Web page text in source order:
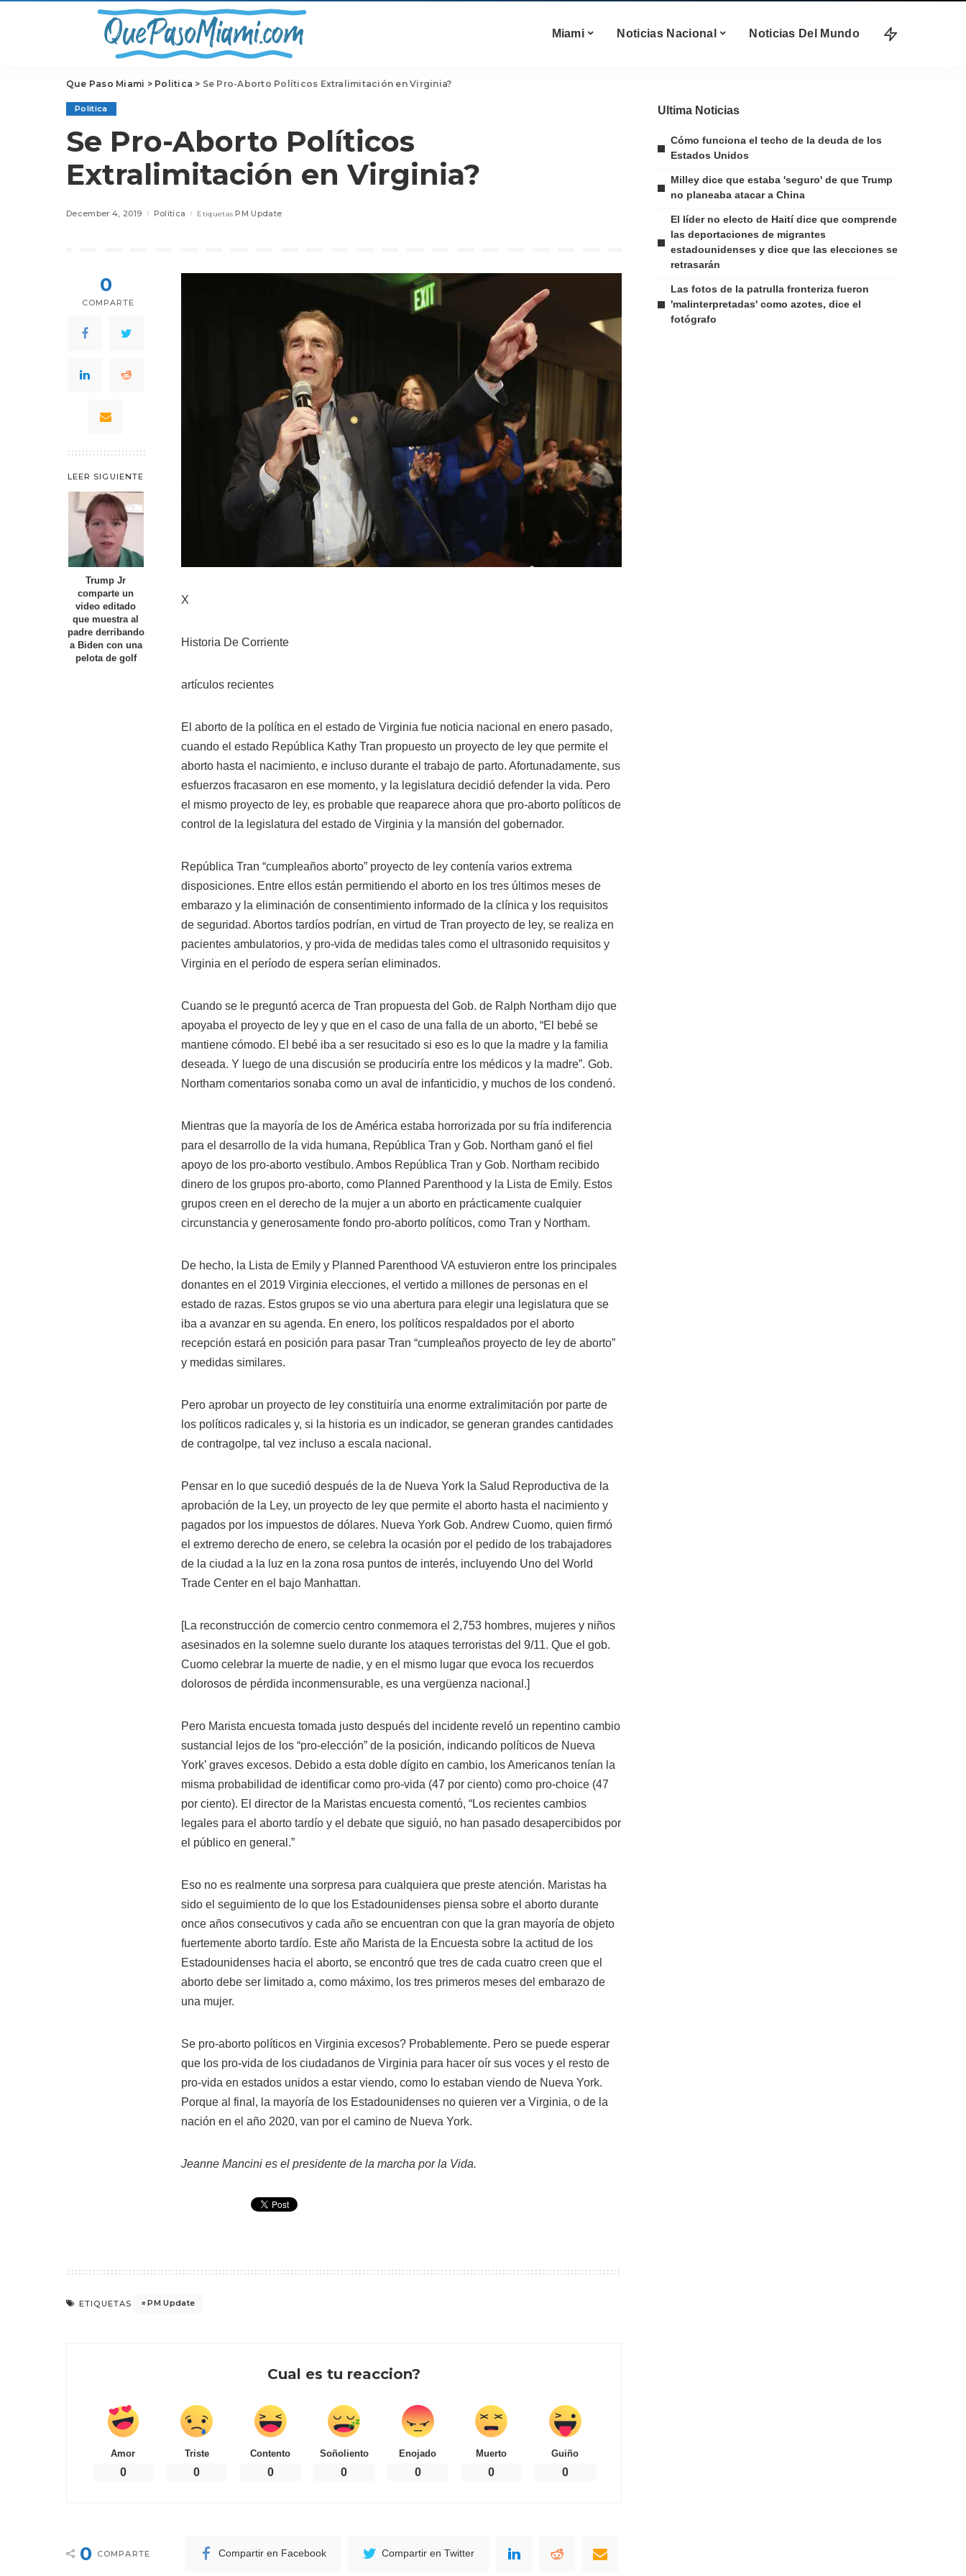
Miami Noticias Nacional Noticias Del Mundo
Que Paso Miami > Politica > Se Pro-Aborto Políticos Extralimitación en Virginia?
Politica
Se Pro-Aborto Políticos
Extralimitación en Virginia?
December 4, 2019 Politica Etiquetas PM Update
0
COMPARTE
LEER SIGUIENTE
Trump Jr
comparte un
video editado
que muestra al
padre derribando
a Biden con una
pelota de golf
X
Historia De Corriente
artículos recientes
El aborto de la política en el estado de Virginia fue noticia nacional en enero pasado,
cuando el estado República Kathy Tran propuesto un proyecto de ley que permite el
aborto hasta el nacimiento, e incluso durante el trabajo de parto. Afortunadamente, sus
esfuerzos fracasaron en ese momento, y la legislatura decidió defender la vida. Pero
el mismo proyecto de ley, es probable que reaparece ahora que pro-aborto políticos de
control de la legislatura del estado de Virginia y la mansión del gobernador.
República Tran “cumpleaños aborto” proyecto de ley contenía varios extrema
disposiciones. Entre ellos están permitiendo el aborto en los tres últimos meses de
embarazo y la eliminación de consentimiento informado de la clínica y los requisitos
de seguridad. Abortos tardíos podrían, en virtud de Tran proyecto de ley, se realiza en
pacientes ambulatorios, y pro-vida de medidas tales como el ultrasonido requisitos y
Virginia en el período de espera serían eliminados.
Cuando se le preguntó acerca de Tran propuesta del Gob. de Ralph Northam dijo que
apoyaba el proyecto de ley y que en el caso de una falla de un aborto, “El bebé se
mantiene cómodo. El bebé iba a ser resucitado si eso es lo que la madre y la familia
deseada. Y luego de una discusión se produciría entre los médicos y la madre”. Gob.
Northam comentarios sonaba como un aval de infanticidio, y muchos de los condenó.
Mientras que la mayoría de los de América estaba horrorizada por su fría indiferencia
para el desarrollo de la vida humana, República Tran y Gob. Northam ganó el fiel
apoyo de los pro-aborto vestíbulo. Ambos República Tran y Gob. Northam recibido
dinero de los grupos pro-aborto, como Planned Parenthood y la Lista de Emily. Estos
grupos creen en el derecho de la mujer a un aborto en prácticamente cualquier
circunstancia y generosamente fondo pro-aborto políticos, como Tran y Northam.
De hecho, la Lista de Emily y Planned Parenthood VA estuvieron entre los principales
donantes en el 2019 Virginia elecciones, el vertido a millones de personas en el
estado de razas. Estos grupos se vio una abertura para elegir una legislatura que se
iba a avanzar en su agenda. En enero, los políticos respaldados por el aborto
recepción estará en posición para pasar Tran “cumpleaños proyecto de ley de aborto”
y medidas similares.
Pero aprobar un proyecto de ley constituiría una enorme extralimitación por parte de
los políticos radicales y, si la historia es un indicador, se generan grandes cantidades
de contragolpe, tal vez incluso a escala nacional.
Pensar en lo que sucedió después de la de Nueva York la Salud Reproductiva de la
aprobación de la Ley, un proyecto de ley que permite el aborto hasta el nacimiento y
pagados por los impuestos de dólares. Nueva York Gob. Andrew Cuomo, quien firmó
el extremo derecho de enero, se celebra la ocasión por el pedido de los trabajadores
de la ciudad a la luz en la zona rosa puntos de interés, incluyendo Uno del World
Trade Center en el bajo Manhattan.
[La reconstrucción de comercio centro conmemora el 2,753 hombres, mujeres y niños
asesinados en la solemne suelo durante los ataques terroristas del 9/11. Que el gob.
Cuomo celebrar la muerte de nadie, y en el mismo lugar que evoca los recuerdos
dolorosos de pérdida inconmensurable, es una vergüenza nacional.]
Pero Marista encuesta tomada justo después del incidente reveló un repentino cambio
sustancial lejos de los “pro-elección” de la posición, indicando políticos de Nueva
York’ graves excesos. Debido a esta doble dígito en cambio, los Americanos tenían la
misma probabilidad de identificar como pro-vida (47 por ciento) como pro-choice (47
por ciento). El director de la Maristas encuesta comentó, “Los recientes cambios
legales para el aborto tardío y el debate que siguió, no han pasado desapercibidos por
el público en general.”
Eso no es realmente una sorpresa para cualquiera que preste atención. Maristas ha
sido el seguimiento de lo que los Estadounidenses piensa sobre el aborto durante
once años consecutivos y cada año se encuentran con que la gran mayoría de objeto
fuertemente aborto tardío. Este año Marista de la Encuesta sobre la actitud de los
Estadounidenses hacia el aborto, se encontró que tres de cada cuatro creen que el
aborto debe ser limitado a, como máximo, los tres primeros meses del embarazo de
una mujer.
Se pro-aborto políticos en Virginia excesos? Probablemente. Pero se puede esperar
que los pro-vida de los ciudadanos de Virginia para hacer oír sus voces y el resto de
pro-vida en estados unidos a estar viendo, como lo estaban viendo de Nueva York.
Porque al final, la mayoría de los Estadounidenses no quieren ver a Virginia, o de la
nación en el año 2020, van por el camino de Nueva York.
Jeanne Mancini es el presidente de la marcha por la Vida.
ETIQUETAS PM Update
Cual es tu reaccion?
Amor
0
Triste
0
Contento
0
Soñoliento
0
Enojado
0
Muerto
0
Guiño
0
0 COMPARTE Compartir en Facebook Compartir en Twitter
Ultima Noticias
Cómo funciona el techo de la deuda de los
Estados Unidos
Milley dice que estaba 'seguro' de que Trump
no planeaba atacar a China
El líder no electo de Haití dice que comprende
las deportaciones de migrantes
estadounidenses y dice que las elecciones se
retrasarán
Las fotos de la patrulla fronteriza fueron
'malinterpretadas' como azotes, dice el
fotógrafo